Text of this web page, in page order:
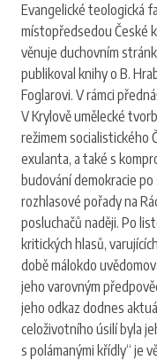
Evangelické teologická
místopředsedou České
věnuje duchovním
publikoval knihy o B.
Foglarovi. V rámci
V Krylově umělecké
režimem socialistického
exulanta, a také s
budování demokracie
rozhlasové pořady na
posluchačů naději. Po
kritických hlasů,
době málokdo
jeho varovným
jeho odkaz dodnes
celoživotního úsilí byla
s polámanými křídly“ je